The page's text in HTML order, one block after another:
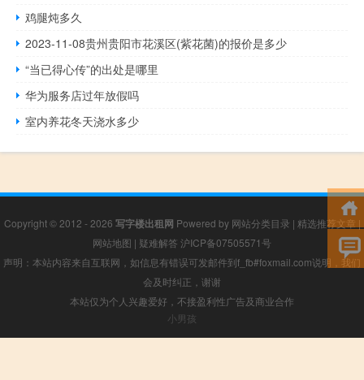
鸡腿炖多久
2023-11-08贵州贵阳市花溪区(紫花菌)的报价是多少
“当已得心传”的出处是哪里
华为服务店过年放假吗
室内养花冬天浇水多少
Copyright © 2012 - 2026 写字楼出租网 Powered by 网站分类目录 | 精选推荐文章 |
网站地图 | 疑难解答 沪ICP备07505571号
声明：本站内容来自互联网，如信息有错误可发邮件到f_fb#foxmail.com说明，我们
会及时纠正，谢谢
本站仅为个人兴趣爱好，不接盈利性广告及商业合作
小男孩